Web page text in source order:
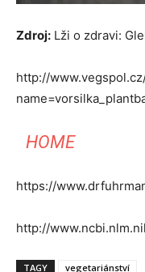
Zdroj: Lži o zdravi:
http://
HOME
https://
http://
TAGY vegetariánství